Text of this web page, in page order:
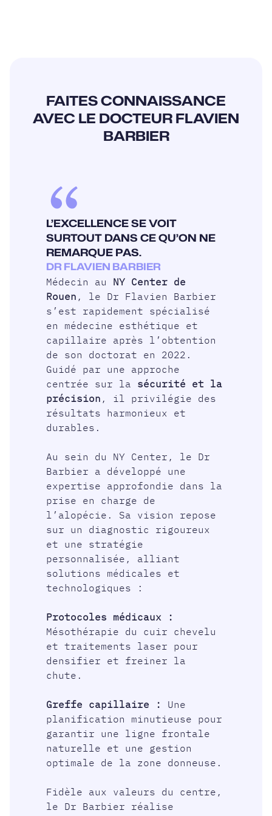
FAITES CONNAISSANCE
AVEC LE DOCTEUR FLAVIEN
BARBIER
L’EXCELLENCE SE VOIT
SURTOUT DANS CE QU’ON NE
REMARQUE PAS.
DR FLAVIEN BARBIER
Médecin au NY Center de
Rouen , le Dr Flavien Barbier
s’est rapidement spécialisé
en médecine esthétique et
capillaire après l’obtention
de son doctorat en 2022.
Guidé par une approche
centrée sur la sécurité et la
précision , il privilégie des
résultats harmonieux et
durables.
Au sein du NY Center, le Dr
Barbier a développé une
expertise approfondie dans la
prise en charge de
l’alopécie. Sa vision repose
sur un diagnostic rigoureux
et une stratégie
personnalisée, alliant
solutions médicales et
technologiques :
Protocoles médicaux :
Mésothérapie du cuir chevelu
et traitements laser pour
densifier et freiner la
chute.
Greffe capillaire :
Une
planification minutieuse pour
garantir une ligne frontale
naturelle et une gestion
optimale de la zone donneuse.
Fidèle aux valeurs du centre,
le Dr Barbier réalise